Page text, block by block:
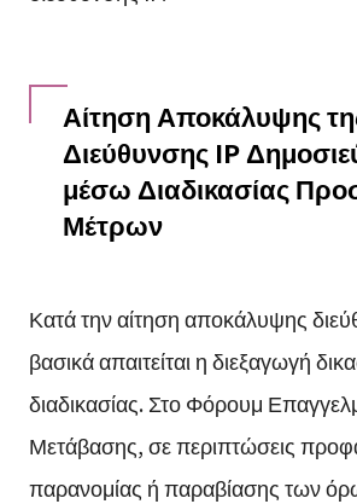
Αίτηση Αποκάλυψης
Διεύθυνσης IP
μέσω Διαδικασίας
Μέτρων
Κατά την αίτηση αποκάλυψης
βασικά απαιτείται η διεξαγωγή
διαδικασίας. Στο Φόρουμ
Μετάβασης, σε περιπτώσεις
παρανομίας ή παραβίασης των